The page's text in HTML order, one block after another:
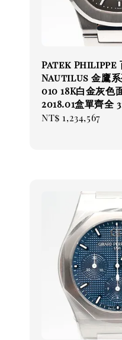
Patek Philippe
Nautilus 金鷹系
010 18K白金灰色
2018.01盒單齊全
Regular
NT$ 1,234,567